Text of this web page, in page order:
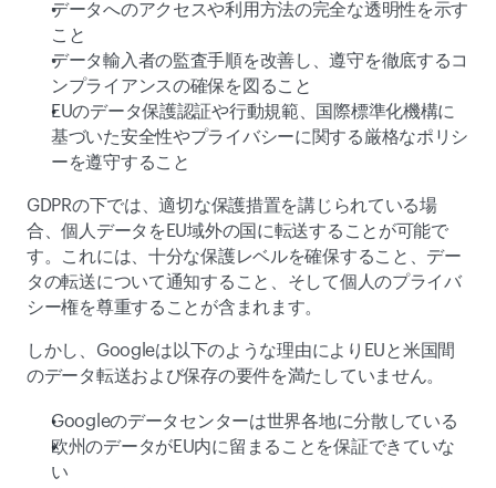
データへのアクセスや利用方法の完全な透明性を示す
こと
データ輸入者の監査手順を改善し、遵守を徹底するコ
ンプライアンスの確保を図ること
EUのデータ保護認証や行動規範、国際標準化機構に
基づいた安全性やプライバシーに関する厳格なポリシ
ーを遵守すること
GDPRの下では、適切な保護措置を講じられている場
合、個人データをEU域外の国に転送することが可能で
す。これには、十分な保護レベルを確保すること、デー
タの転送について通知すること、そして個人のプライバ
シー権を尊重することが含まれます。
しかし、Googleは以下のような理由によりEUと米国間
のデータ転送および保存の要件を満たしていません。
Googleのデータセンターは世界各地に分散している
欧州のデータがEU内に留まることを保証できていな
い